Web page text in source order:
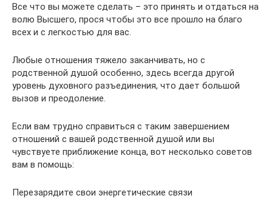
Все что вы можете сделать – это принять и отдаться на
волю Высшего, прося чтобы это все прошло на благо
всех и с легкостью для вас.
Любые отношения тяжело заканчивать, но с
родственной душой особенно, здесь всегда другой
уровень духовного разъединения, что дает большой
вызов и преодоление.
Если вам трудно справиться с таким завершением
отношений с вашей родственной душой или вы
чувствуете приближение конца, вот несколько советов
вам в помощь:
Перезарядите свои энергетические связи